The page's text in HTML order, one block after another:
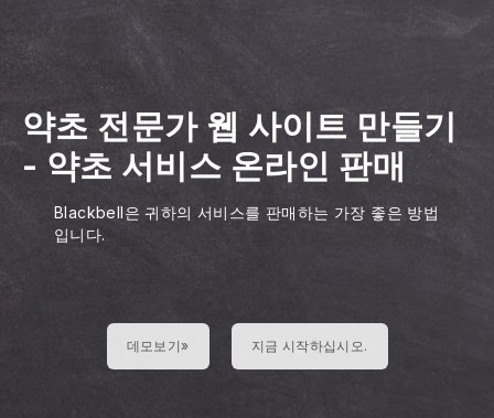
약초 전문가 웹 사이트 만들기
- 약초 서비스 온라인 판매
Blackbell은 귀하의 서비스를 판매하는 가장 좋은 방법
입니다.
데모보기» 지금 시작하십시오.